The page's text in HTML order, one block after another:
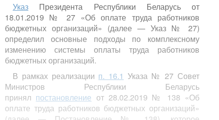
Указ Президента Республики Беларусь от
18.01.2019 № 27 «Об оплате труда работников
бюджетных организаций» (далее — Указ № 27)
определил основные подходы по комплексному
изменению системы оплаты труда работников
бюджетных организаций.
В рамках реализации п. 16.1 Указа № 27 Совет
Министров Республики Беларусь
принял постановление от 28.02.2019 № 138 «Об
оплате труда работников бюджетных организаций»